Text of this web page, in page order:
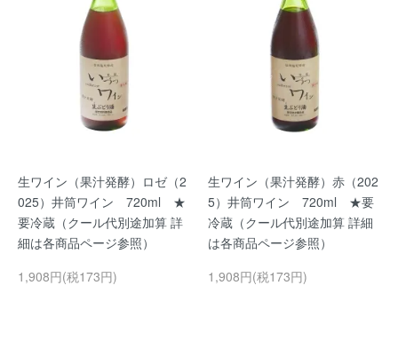
生ワイン（果汁発酵）ロゼ（2
025）井筒ワイン 720ml ★
要冷蔵（クール代別途加算 詳
細は各商品ページ参照）
1,908円(税173円)
生ワイン（果汁発酵）赤（202
5）井筒ワイン 720ml ★要
冷蔵（クール代別途加算 詳細
は各商品ページ参照）
1,908円(税173円)